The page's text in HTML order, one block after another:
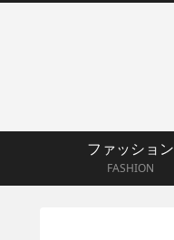
ファッション
FASHION